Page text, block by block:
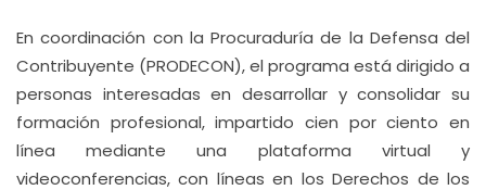
En coordinación con la Procuraduría de la Defensa del
Contribuyente (PRODECON), el programa está dirigido a
personas interesadas en desarrollar y consolidar su
formación profesional, impartido cien por ciento en
línea mediante una plataforma virtual y
videoconferencias, con líneas en los Derechos de los